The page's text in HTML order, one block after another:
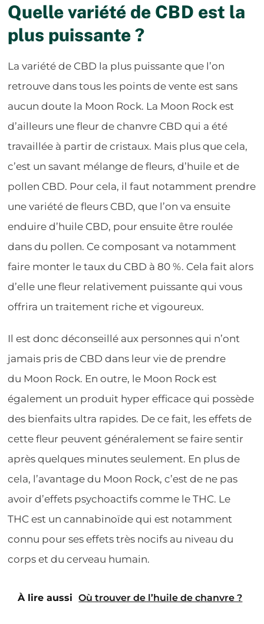
Quelle variété de CBD est la
plus puissante ?
La variété de CBD la plus puissante que l’on
retrouve dans tous les points de vente est sans
aucun doute la Moon Rock. La Moon Rock est
d’ailleurs une fleur de chanvre CBD qui a été
travaillée à partir de cristaux. Mais plus que cela,
c’est un savant mélange de fleurs, d’huile et de
pollen CBD. Pour cela, il faut notamment prendre
une variété de fleurs CBD, que l’on va ensuite
enduire d’huile CBD, pour ensuite être roulée
dans du pollen. Ce composant va notamment
faire monter le taux du CBD à 80 %. Cela fait alors
d’elle une fleur relativement puissante qui vous
offrira un traitement riche et vigoureux.
Il est donc déconseillé aux personnes qui n’ont
jamais pris de CBD dans leur vie de prendre
du Moon Rock. En outre, le Moon Rock est
également un produit hyper efficace qui possède
des bienfaits ultra rapides. De ce fait, les effets de
cette fleur peuvent généralement se faire sentir
après quelques minutes seulement. En plus de
cela, l’avantage du Moon Rock, c’est de ne pas
avoir d’effets psychoactifs comme le THC. Le
THC est un cannabinoïde qui est notamment
connu pour ses effets très nocifs au niveau du
corps et du cerveau humain.
À lire aussi Où trouver de l’huile de chanvre ?